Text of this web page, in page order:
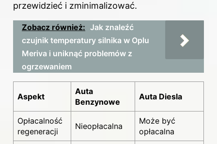
przewidzieć i zminimalizować.
Zobacz również: Jak znaleźć
czujnik temperatury silnika w Oplu
Meriva i uniknąć problemów z
ogrzewaniem
Aspekt
Auta
Benzynowe
Auta Diesla
Opłacalność
regeneracji
Nieopłacalna
Może być
opłacalna